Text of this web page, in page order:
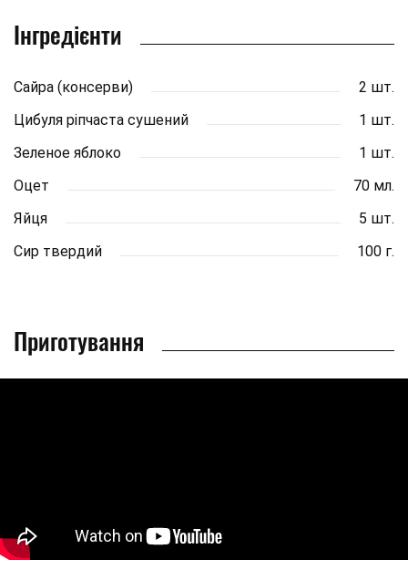
Інгредієнти
Сайра (консерви)
2 шт.
Цибуля ріпчаста сушений
1 шт.
Зеленое яблоко
1 шт.
Оцет
70 мл.
Яйця
5 шт.
Сир твердий
100 г.
Приготування